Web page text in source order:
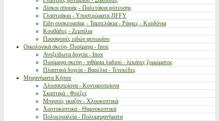
Δίσκοι σποράς - Παλετάκια φύτευσης
Γλαστράκια - Υποστρώματα JIFFY
Είδη συσκευασίας - Ταμπελάκια - Ράφιες - Κορδόνια
Κουβάδες - Ζεμπίλια
Προσφορές ειδών φυτωρίου
Οικολογικά σκεύη- Πυρίμαχα - Inox
Ανοξείδωτα δοχεία - Inox
Πυρίμαχα σκεύη - πιθάρια λαδιού - λεκάνες ζυμώματος
Πλαστικά δοχεία - Βαρέλια - Τενεκέδες
Μηχανήματα Κήπου
Αλυσσοπρίονα - Κονταροπρίονα
Σκαπτικά - Φρέζες
Μηχανές γκαζόν - Χλοοκοπτικά
Χορτοκοπτικά - Θαμνοκοπτικά
Πολυεργαλεία - Πολυμηχανήματα